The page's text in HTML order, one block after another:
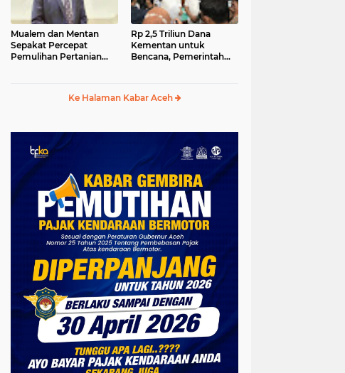
Mualem dan Mentan
Sepakat Percepat
Pemulihan Pertanian
Rp 2,5 Triliun Dana
Kementan untuk
Bencana, Pemerintah
Ke Halaman Kabar Aceh